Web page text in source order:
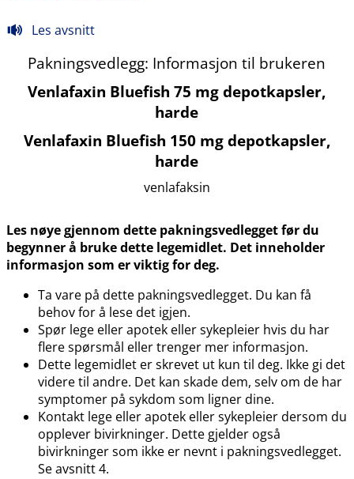
Les avsnitt
Pakningsvedlegg: Informasjon til brukeren
Venlafaxin Bluefish 75 mg depotkapsler,
harde
Venlafaxin Bluefish 150 mg depotkapsler,
harde
venlafaksin
Les nøye gjennom dette pakningsvedlegget før du
begynner å bruke dette legemidlet. Det inneholder
informasjon som er viktig for deg.
Ta vare på dette pakningsvedlegget. Du kan få
behov for å lese det igjen.
Spør lege eller apotek eller sykepleier hvis du har
flere spørsmål eller trenger mer informasjon.
Dette legemidlet er skrevet ut kun til deg. Ikke gi det
videre til andre. Det kan skade dem, selv om de har
symptomer på sykdom som ligner dine.
Kontakt lege eller apotek eller sykepleier dersom du
opplever bivirkninger. Dette gjelder også
bivirkninger som ikke er nevnt i pakningsvedlegget.
Se avsnitt 4.